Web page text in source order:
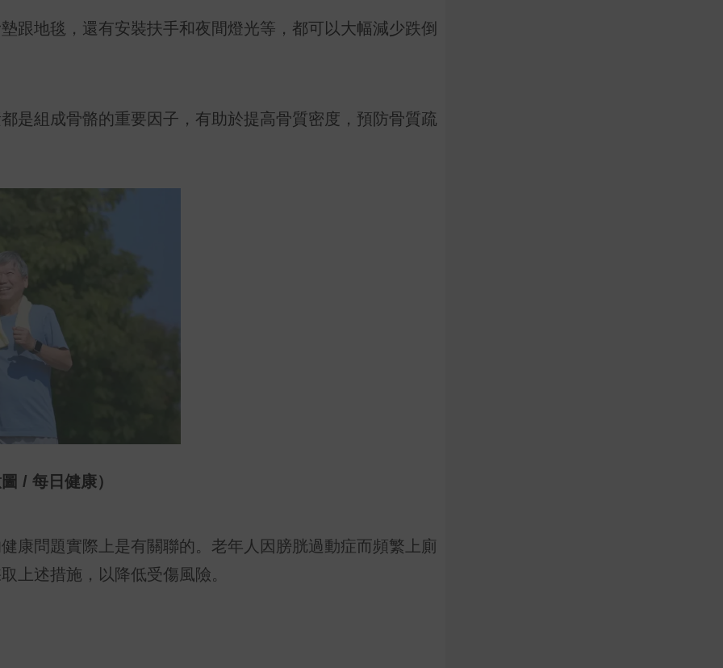
跟地毯，還有安裝扶手和夜間燈光等，都可以大幅減少跌倒
是組成骨骼的重要因子，有助於提高骨質密度，預防骨質疏
/ 每日健康）
康問題實際上是有關聯的。老年人因膀胱過動症而頻繁上廁
上述措施，以降低受傷風險。